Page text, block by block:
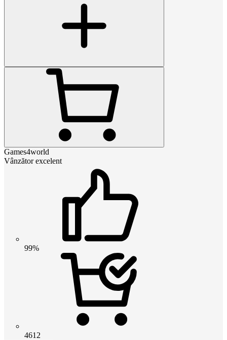
Games4world
Vânzător excelent
99%
4612